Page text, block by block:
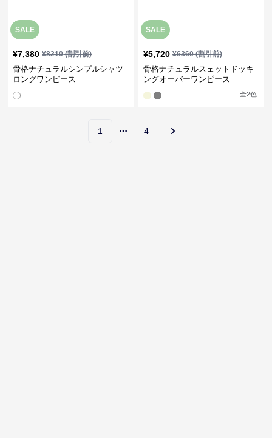
SALE
¥7,380 ¥8210(割引前)
骨格ナチュラルシンプルシャツ
ロングワンピース
SALE
¥5,720 ¥6360(割引前)
骨格ナチュラルスェットドッキ
ングオーバーワンピース
全2色
1
More pages
4